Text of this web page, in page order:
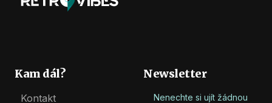
Kam dál?
Kontakt
Newsletter
Nenechte si ujít žádnou